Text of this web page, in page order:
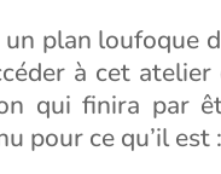
plan loufoque
à cet atelier
qui finira par
pour ce qu’il